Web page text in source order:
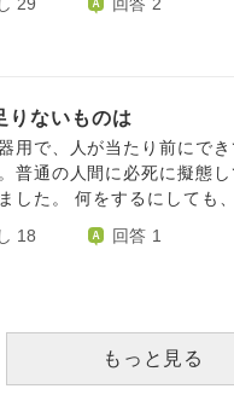
気が差します。 服薬を始
とは思います。 居眠り運転を起こした
まりません。 病気の
たが、知恵をお貸し下さい
。 それで、他人がダメだ
つけている私は、どうした
しょうか？
りないものは
用で、人が当たり前にで
普通の人間に必死に擬態
ても、人より頑張らなけ
。そして、頑張りすぎて
自分に優しく接しよう。100点で
18 回答 1
もっと見る